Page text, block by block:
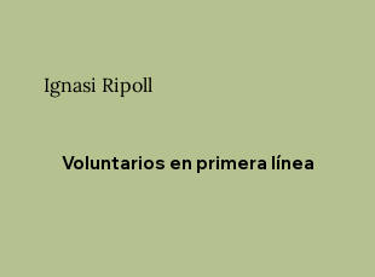
Voluntarios en primera línea
Ignasi Ripoll